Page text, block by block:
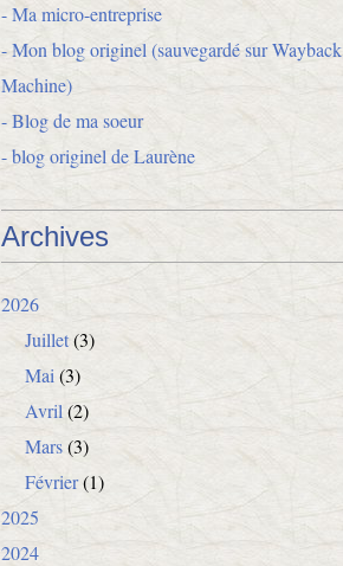
- Ma micro-entreprise
- Mon blog originel (sauvegardé sur Wayback
Machine)
- Blog de ma soeur
- blog originel de Laurène
Archives
2026
Juillet(3)
Mai (3)
Avril (2)
Mars(3)
Février(1)
2025
2024